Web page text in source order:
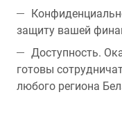
защиту вашей
Доступность.
готовы
любого региона